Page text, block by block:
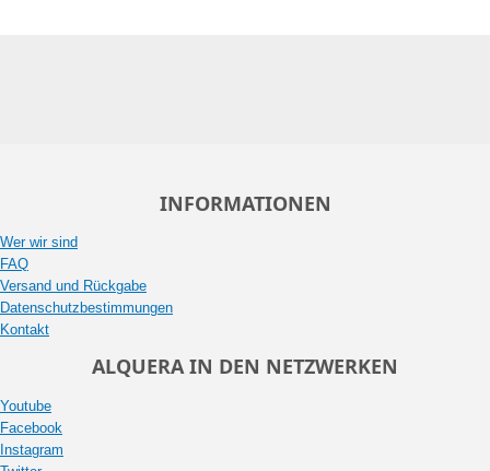
INFORMATIONEN
Wer wir sind
FAQ
Versand und Rückgabe
Datenschutzbestimmungen
Kontakt
ALQUERA IN DEN NETZWERKEN
Youtube
Facebook
Instagram